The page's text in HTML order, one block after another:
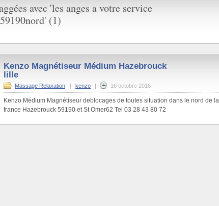
avec 'les anges a votre service
(1)
Kenzo Magnétiseur Médium Hazebrouck
lille
Massage Relaxation | kenzo | 16 octobre 2016
Kenzo Médium Magnétiseur deblocages de toutes situation dans le nord de la
france Hazebrouck 59190 et St Omer62 Tel 03 28 43 80 72